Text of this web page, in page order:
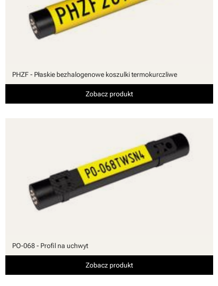
PHZF - Płaskie bezhalogenowe koszulki termokurczliwe
Zobacz produkt
PO-068 - Profil na uchwyt
Zobacz produkt